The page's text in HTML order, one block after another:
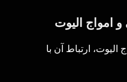
امواج الیوت
ارتباط آن با